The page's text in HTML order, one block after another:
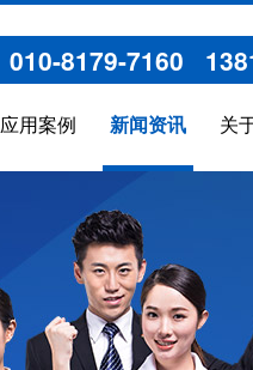
010-8179-7160
应用案例 新闻资讯 关